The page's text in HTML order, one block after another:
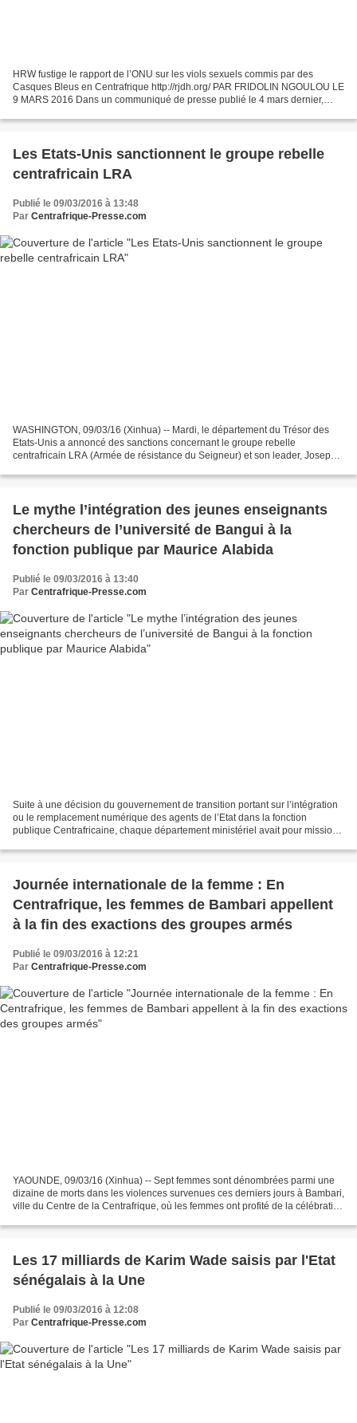
HRW fustige le rapport de l’ONU sur les viols sexuels commis par des
Casques Bleus en Centrafrique http://rjdh.org/ PAR FRIDOLIN NGOULOU LE
9 MARS 2016 Dans un communiqué de presse publié le 4 mars dernier,
Les Etats-Unis sanctionnent le groupe rebelle
centrafricain LRA
Publié le 09/03/2016 à 13:48
Par Centrafrique-Presse.com
WASHINGTON, 09/03/16 (Xinhua) -- Mardi, le département du Trésor des
Etats-Unis a annoncé des sanctions concernant le groupe rebelle
centrafricain LRA (Armée de résistance du Seigneur) et son leader, Joseph
Le mythe l’intégration des jeunes enseignants
chercheurs de l’université de Bangui à la
fonction publique par Maurice Alabida
Publié le 09/03/2016 à 13:40
Par Centrafrique-Presse.com
Suite à une décision du gouvernement de transition portant sur l’intégration
ou le remplacement numérique des agents de l’Etat dans la fonction
publique Centrafricaine, chaque département ministériel avait pour mission
Journée internationale de la femme : En
Centrafrique, les femmes de Bambari appellent
à la fin des exactions des groupes armés
Publié le 09/03/2016 à 12:21
Par Centrafrique-Presse.com
YAOUNDE, 09/03/16 (Xinhua) -- Sept femmes sont dénombrées parmi une
dizaine de morts dans les violences survenues ces derniers jours à Bambari,
ville du Centre de la Centrafrique, où les femmes ont profité de la célébration
Les 17 milliards de Karim Wade saisis par l'Etat
sénégalais à la Une
Publié le 09/03/2016 à 12:08
Par Centrafrique-Presse.com